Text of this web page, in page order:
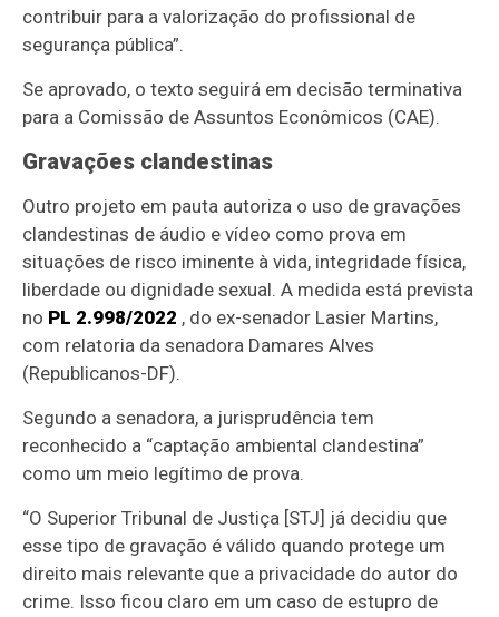
contribuir para a valorização do profissional de
segurança pública”.
Se aprovado, o texto seguirá em decisão terminativa
para a Comissão de Assuntos Econômicos (CAE).
Gravações clandestinas
Outro projeto em pauta autoriza o uso de gravações
clandestinas de áudio e vídeo como prova em
situações de risco iminente à vida, integridade física,
liberdade ou dignidade sexual. A medida está prevista
no PL 2.998/2022 , do ex-senador Lasier Martins,
com relatoria da senadora Damares Alves
(Republicanos-DF).
Segundo a senadora, a jurisprudência tem
reconhecido a “captação ambiental clandestina”
como um meio legítimo de prova.
“O Superior Tribunal de Justiça [STJ] já decidiu que
esse tipo de gravação é válido quando protege um
direito mais relevante que a privacidade do autor do
crime. Isso ficou claro em um caso de estupro de